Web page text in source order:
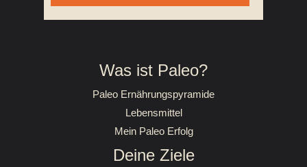
Was ist Paleo?
Paleo Ernährungspyramide
Lebensmittel
Mein Paleo Erfolg
Deine Ziele